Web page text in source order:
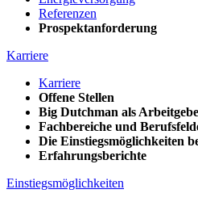
Referenzen
Prospektanforderung
Karriere
Karriere
Offene Stellen
Big Dutchman als
Fachbereiche und
Die Einstiegsmöglichkeiten
Erfahrungsberichte
Einstiegsmöglichkeiten